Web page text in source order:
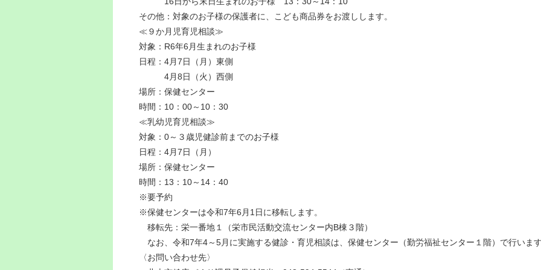
その他：対象のお子様の保護者に、こども商品券をお渡しします。
≪９か月児育児相談≫
対象：R6年6月生まれのお子様
日程：4月7日（月）東側
4月8日（火）西側
場所：保健センター
時間：10：00～10：30
≪乳幼児育児相談≫
対象：0～３歳児健診前までのお子様
日程：4月7日（月）
場所：保健センター
時間：13：10～14：40
※要予約
※保健センターは令和7年6月1日に移転します。
移転先：栄一番地１（栄市民活動交流センター内B棟３階）
なお、令和7年4～5月に実施する健診・育児相談は、保健センター（勤労福祉センター１階）で行いま
〈お問い合わせ先〉